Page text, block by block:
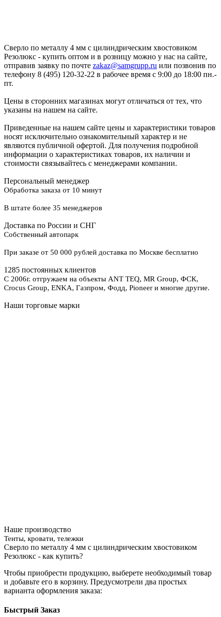
Сверло по металлу 4 мм с цилиндрическим хвостовиком
Резолюкс - купить оптом и в розницу можно у нас на сайте,
отправив заявку по почте zakaz@samgrupp.ru или позвонив по
телефону 8 (495) 120-32-22 в рабочее время с 9:00 до 18:00 пн.-
пт.
Цены в сторонних магазинах могут отличаться от тех, что
указаны на нашем на сайте.
Приведенные на нашем сайте цены и характеристики товаров
носят исключительно ознакомительный характер и не
являются публичной офертой. Для получения подробной
информации о характеристиках товаров, их наличии и
стоимости связывайтесь с менеджерами компании.
Персональный менеджер
Обработка заказа от 10 минут
В штате более 35 менеджеров
Доставка по России и СНГ
Собственный автопарк
При заказе от 50 000 рублей доставка по Москве бесплатно
1285 постоянных клиентов
С 2006г. отгружаем на объекты ANT TEQ, MR Group, ФСК,
Crocus Group, ENKA, Газпром, Фодд, Pioneer и многие другие.
Наши торговые марки
Наше производство
Тенты, кровати, тележки
Сверло по металлу 4 мм с цилиндрическим хвостовиком
Резолюкс - как купить?
Чтобы приобрести продукцию, выберете необходимый товар
и добавьте его в корзину. Предусмотрели два простых
варианта оформления заказа:
Быстрый Заказ